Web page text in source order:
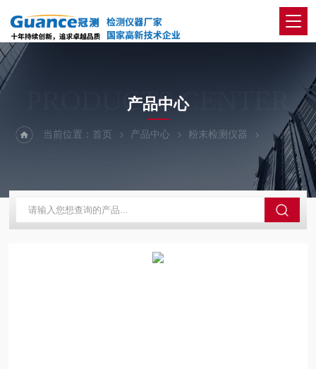
PRODUCTS CENTER
产品中心
当前位置：首页 产品中心 粉末检测仪器 粉体压实